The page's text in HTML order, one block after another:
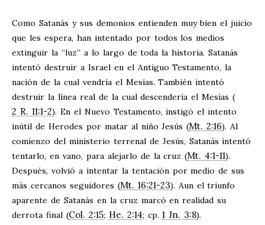
Como Satanás y sus demonios entienden muy bien el juicio
que les espera, han intentado por todos los medios
extinguir la “luz” a lo largo de toda la historia. Satanás
intentó destruir a Israel en el Antiguo Testamento, la
nación de la cual vendría el Mesías. También intentó
destruir la línea real de la cual descendería el Mesías (
2 R. 11:1-2). En el Nuevo Testamento, instigó el intento
inútil de Herodes por matar al niño Jesús (Mt. 2:16). Al
comienzo del ministerio terrenal de Jesús, Satanás intentó
tentarlo, en vano, para alejarlo de la cruz (Mt. 4:1-11).
Después, volvió a intentar la tentación por medio de sus
más cercanos seguidores (Mt. 16:21-23). Aun el triunfo
aparente de Satanás en la cruz marcó en realidad su
derrota final (Col. 2:15; He. 2:14; cp.1 Jn. 3:8).